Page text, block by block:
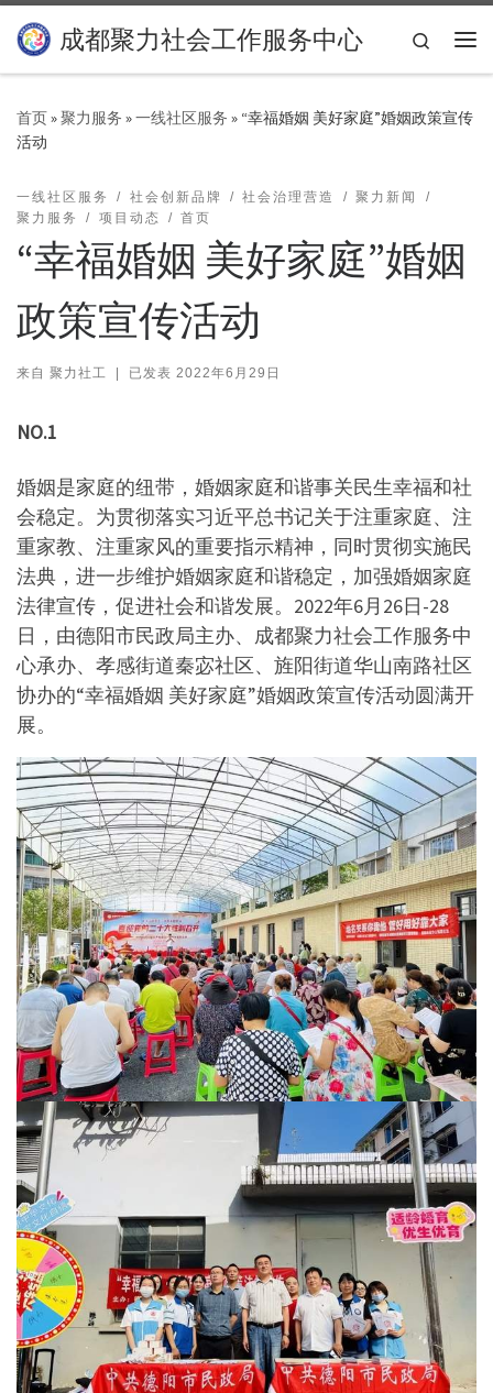
Skip to content
成都聚力社会工作服务中心
Search
首页»聚力服务 »一线社区服务 » “幸福婚姻 美好家庭”婚姻政策宣传
活动
一线社区服务 社会创新品牌 社会治理营造
聚力新闻
聚力服务
项目动态 首页
“幸福婚姻 美好家庭”婚姻
政策宣传活动
来自 聚力社工 已发表 2022年6月29日
NO.1
婚姻是家庭的纽带，婚姻家庭和谐事关民生幸福和社
会稳定。为贯彻落实习近平总书记关于注重家庭、注
重家教、注重家风的重要指示精神，同时贯彻实施民
法典，进一步维护婚姻家庭和谐稳定，加强婚姻家庭
法律宣传，促进社会和谐发展。2022年6月26日-28
日，由德阳市民政局主办、成都聚力社会工作服务中
心承办、孝感街道秦宓社区、旌阳街道华山南路社区
协办的“幸福婚姻 美好家庭”婚姻政策宣传活动圆满开
展。